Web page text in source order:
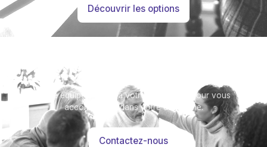
Découvrir les options
Notre équipe se tient à votre disposition pour vous
accompagner dans votre démarche.
Contactez-nous